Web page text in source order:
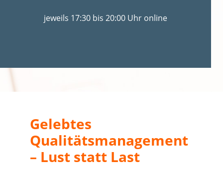
jeweils 17:30 bis 20:00 Uhr online
Gelebtes
Qualitätsmanagement
– Lust statt Last